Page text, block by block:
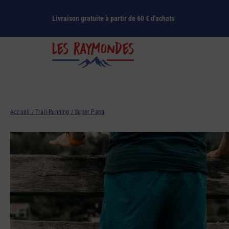
Livraison gratuite à partir de 60 € d'achats
Accueil /Trail-Running / Super Papa